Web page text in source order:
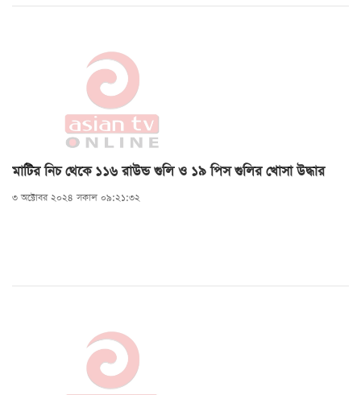
মাটির নিচ থেকে ১১৬ রাউন্ড গুলি ও ১৯ পিস গুলির খোসা উদ্ধার
৩ অক্টোবর ২০২৪ সকাল ০৯:২১:৩২